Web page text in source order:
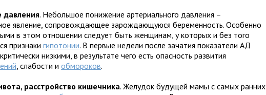
давления. Небольшое понижение артериального давления –
явление, сопровождающее зарождающуюся беременность. Особенно
в этом отношении следует быть женщинам, у которых и без того
признакигипотонии. В первые недели после зачатия показатели АД
низкими, в результате чего есть опасность развития
, слабости иобмороков.
расстройство кишечника. Желудок будущей мамы с самых ранних